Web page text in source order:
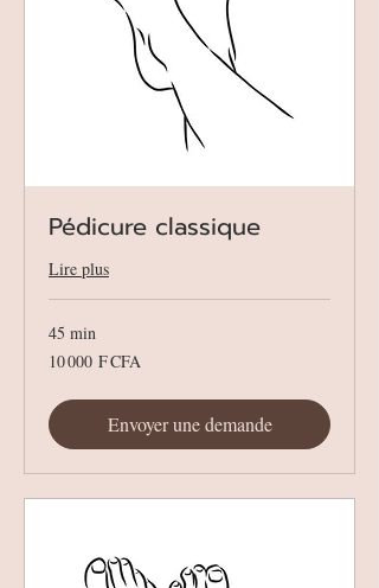
Pédicure classique
Lire plus
45 min
10 000
francs
10 000 F CFA
Envoyer une demande